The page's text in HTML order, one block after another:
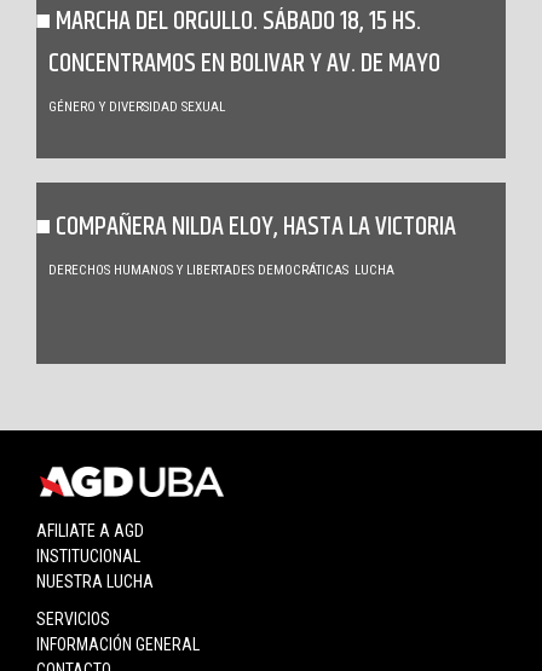
MARCHA DEL ORGULLO. SÁBADO 18, 15 HS.
CONCENTRAMOS EN BOLIVAR Y AV. DE MAYO
GÉNERO Y DIVERSIDAD SEXUAL
COMPAÑERA NILDA ELOY, HASTA LA VICTORIA
DERECHOS HUMANOS Y LIBERTADES DEMOCRÁTICAS LUCHA
AFILIATE A AGD
INSTITUCIONAL
NUESTRA LUCHA
SERVICIOS
INFORMACIÓN GENERAL